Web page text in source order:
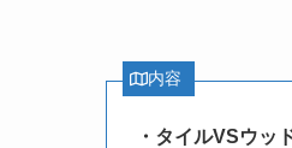
内容
・タイルVSウッ